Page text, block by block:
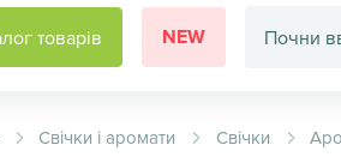
товарів NEW
Свічки і аромати Свічки